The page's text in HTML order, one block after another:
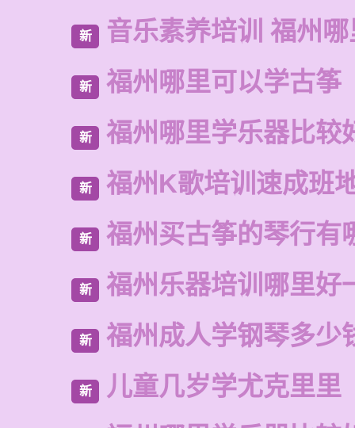
新 音乐素养培训 福州
新 福州哪里可以学古筝
新 福州哪里学乐器比较
新 福州K歌培训速成班
新 福州买古筝的琴行有
新 福州乐器培训哪里好
新 福州成人学钢琴多少
新
儿童几岁学尤克里里